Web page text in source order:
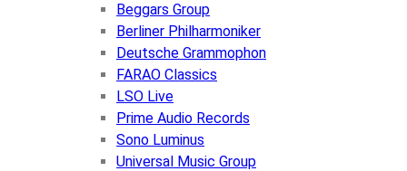
Beggars Group
Berliner Philharmoniker
Deutsche Grammophon
FARAO Classics
LSO Live
Prime Audio Records
Sono Luminus
Universal Music Group